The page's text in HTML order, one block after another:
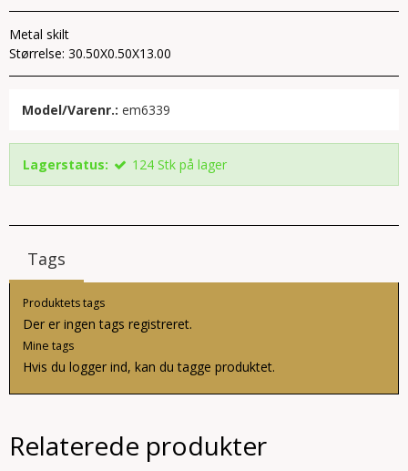
Metal skilt
Størrelse: 30.50X0.50X13.00
Model/Varenr.: em6339
Lagerstatus: 124 Stk på lager
Tags
Produktets tags
Der er ingen tags registreret.
Mine tags
Hvis du logger ind, kan du tagge produktet.
Relaterede produkter